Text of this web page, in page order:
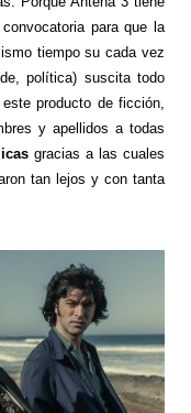
para que la
tiempo su cada vez
política) suscita todo
producto de ficción,
y apellidos a todas
gracias a las cuales
tan lejos y con tanta